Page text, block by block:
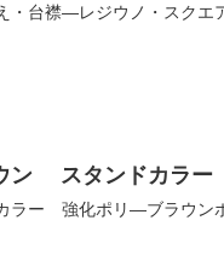
台襟―レジウノ・スクエ
ウン スタンドカラ
ラー 強化ポリ―ブラウン